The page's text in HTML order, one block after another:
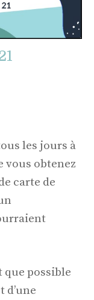
les jours à
vous obtenez
carte de
que possible
d’une